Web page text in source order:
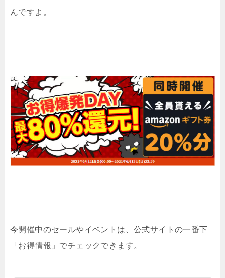
んですよ。
今開催中のセールやイベントは、公式サイトの一番下
「お得情報」でチェックできます。